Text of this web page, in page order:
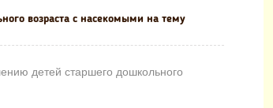
возраста с насекомыми на тему
детей старшего дошкольного